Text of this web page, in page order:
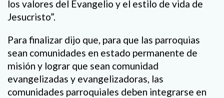
los valores del Evangelio y el estilo de vida de
Jesucristo”.
Para finalizar dijo que, para que las parroquias
sean comunidades en estado permanente de
misión y lograr que sean comunidad
evangelizadas y evangelizadoras, las
comunidades parroquiales deben integrarse en